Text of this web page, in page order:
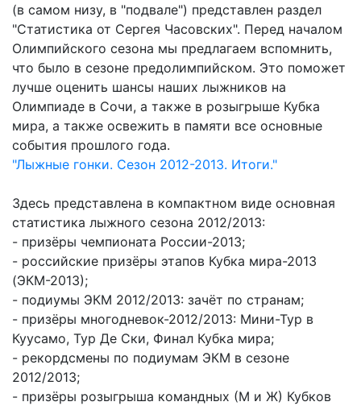
(в самом низу, в "подвале") представлен раздел
"Статистика от Сергея Часовских". Перед началом
Олимпийского сезона мы предлагаем вспомнить,
что было в сезоне предолимпийском. Это поможет
лучше оценить шансы наших лыжников на
Олимпиаде в Сочи, а также в розыгрыше Кубка
мира, а также освежить в памяти все основные
события прошлого года.
"Лыжные гонки. Сезон 2012-2013. Итоги."
Здесь представлена в компактном виде основная
статистика лыжного сезона 2012/2013:
- призёры чемпионата России-2013;
- российские призёры этапов Кубка мира-2013
(ЭКМ-2013);
- подиумы ЭКМ 2012/2013: зачёт по странам;
- призёры многодневок-2012/2013: Мини-Тур в
Куусамо, Тур Де Ски, Финал Кубка мира;
- рекордсмены по подиумам ЭКМ в сезоне
2012/2013;
- призёры розыгрыша командных (М и Ж) Кубков